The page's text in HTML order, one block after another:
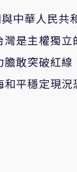
中華人民共
是主權獨立
敢突破紅線
平穩定現況